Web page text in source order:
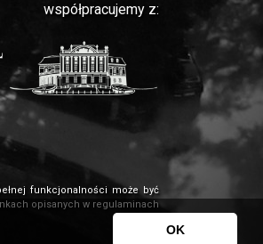
OK
współpracujemy z:
funkcjonalności może być
opisanych w regulaminach